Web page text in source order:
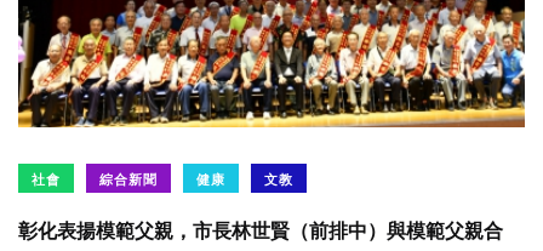
社會 綜合新聞 健康 文教
彰化表揚模範父親，市長林世賢（前排中）與模範父親合